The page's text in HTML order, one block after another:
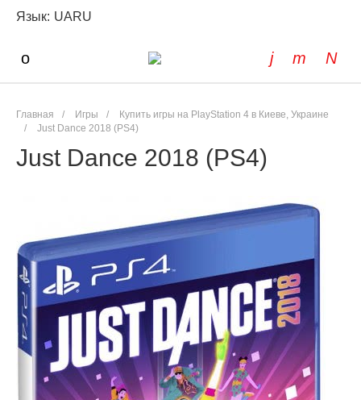
Язык: UARU
Главная / Игры /
Купить игры на PlayStation 4 в Киеве, Украине
/
Just Dance 2018 (PS4)
Just Dance 2018 (PS4)